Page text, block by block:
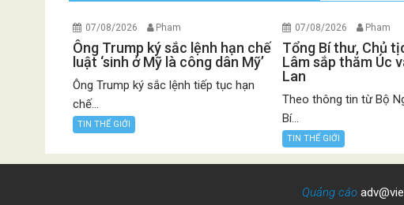
07/08/2026 Pham
Ông Trump ký sắc lệnh hạn chế
luật ‘sinh ở Mỹ là công dân Mỹ’
Ông Trump ký sắc lệnh tiếp tục hạn
chế...
TIN THẾ GIỚI
07/08/2026 Pham
Tổng Bí thư, Chủ
Lâm sắp thăm Úc
Lan
Theo thông tin từ Bộ
Bí...
TIN THẾ GIỚI
Quảng cáo